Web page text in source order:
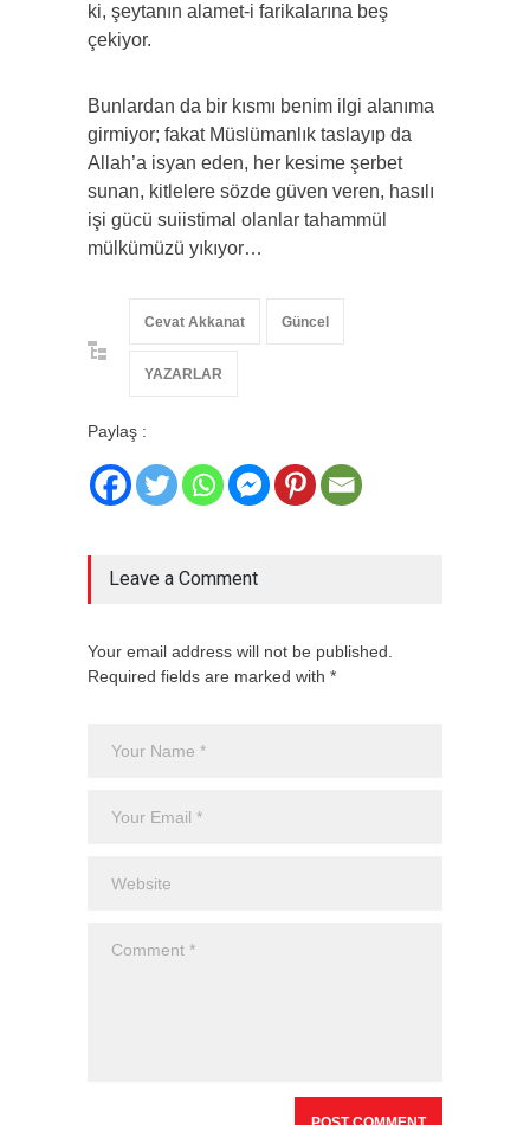
ki, şeytanın alamet-i farikalarına beş
çekiyor.
Bunlardan da bir kısmı benim ilgi alanıma
girmiyor; fakat Müslümanlık taslayıp da
Allah’a isyan eden, her kesime şerbet
sunan, kitlelere sözde güven veren, hasılı
işi gücü suiistimal olanlar tahammül
mülkümüzü yıkıyor…
Cevat Akkanat Güncel
YAZARLAR
Paylaş :
Leave a Comment
Your email address will not be published.
Required fields are marked with *